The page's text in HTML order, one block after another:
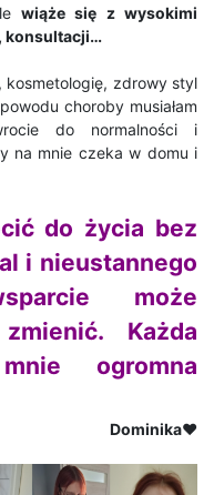
wiąże się z wysokimi
konsultacji…
kosmetologię, zdrowy styl
choroby musiałam
do normalności i
na mnie czeka w domu i
do życia bez
i nieustannego
może
Każda
ogromna
Dominika♥